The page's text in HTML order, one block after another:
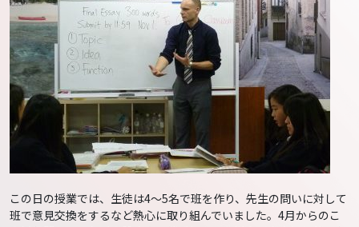
この日の授業では、生徒は4～5名で班を作り、先生の問いに対して
班で意見交換をするなど熱心に取り組んでいました。4月からのこ